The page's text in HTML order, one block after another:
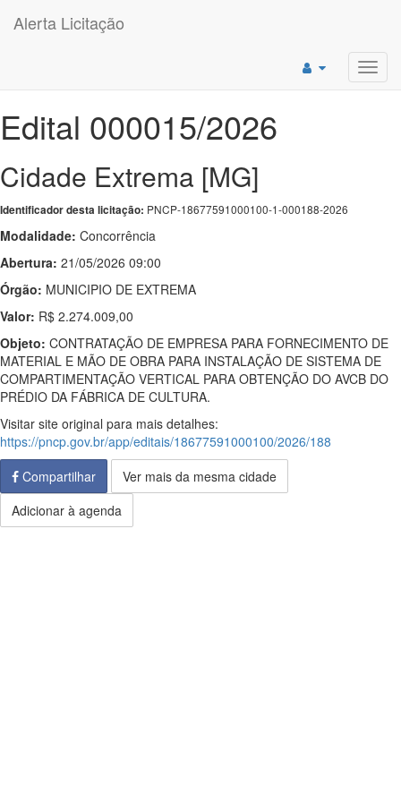
Alerta Licitação
Edital 000015/2026
Cidade Extrema [MG]
Identificador desta licitação: PNCP-18677591000100-1-000188-2026
Modalidade: Concorrência
Abertura: 21/05/2026 09:00
Órgão: MUNICIPIO DE EXTREMA
Valor: R$ 2.274.009,00
Objeto: CONTRATAÇÃO DE EMPRESA PARA FORNECIMENTO DE
MATERIAL E MÃO DE OBRA PARA INSTALAÇÃO DE SISTEMA DE
COMPARTIMENTAÇÃO VERTICAL PARA OBTENÇÃO DO AVCB DO
PRÉDIO DA FÁBRICA DE CULTURA.
Visitar site original para mais detalhes:
https://pncp.gov.br/app/editais/18677591000100/2026/188
Compartilhar
Ver mais da mesma cidade
Adicionar à agenda